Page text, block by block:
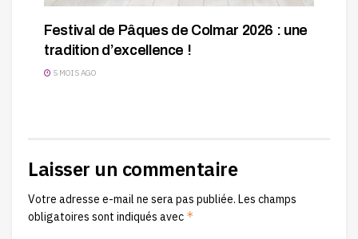
Festival de Pâques de Colmar 2026 : une
tradition d’excellence !
5 MOIS AGO
Laisser un commentaire
Votre adresse e-mail ne sera pas publiée. Les champs
obligatoires sont indiqués avec *